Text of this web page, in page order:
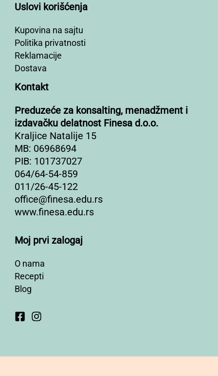
Uslovi korišćenja
Kupovina na sajtu
Politika privatnosti
Reklamacije
Dostava
Kontakt
Preduzeće za konsalting, menadžment i
izdavačku delatnost Finesa d.o.o.
Kraljice Natalije 15
MB: 06968694
PIB: 101737027
064/64-54-859
011/26-45-122
office@finesa.edu.rs
www.finesa.edu.rs
Moj prvi zalogaj
O nama
Recepti
Blog